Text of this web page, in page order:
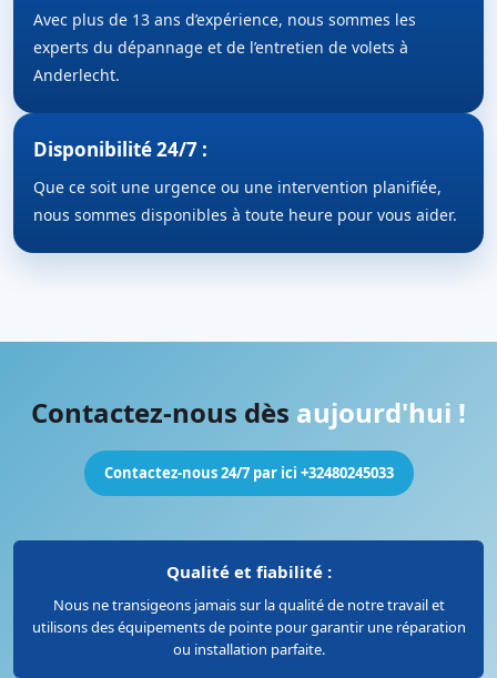
Avec plus de 13 ans d’expérience, nous sommes les
experts du dépannage et de l’entretien de volets à
Anderlecht.
Disponibilité 24/7 :
Que ce soit une urgence ou une intervention planifiée,
nous sommes disponibles à toute heure pour vous aider.
Contactez-nous dès aujourd'hui !
Contactez-nous 24/7 par ici +32480245033
Qualité et fiabilité :
Nous ne transigeons jamais sur la qualité de notre travail et
utilisons des équipements de pointe pour garantir une réparation
ou installation parfaite.